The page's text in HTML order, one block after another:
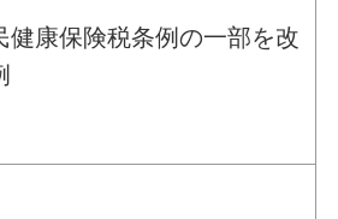
健康保険税条例の一部を改